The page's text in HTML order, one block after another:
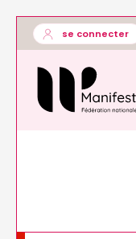
Aller
principal
User
account
menu
se connecter